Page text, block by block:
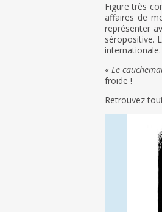
Figure très
affaires de
représenter
séropositive.
internationale.
«Le
froide !
Retrouvez